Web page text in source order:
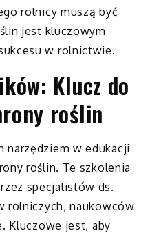
rolnicy muszą być
jest kluczowym
w rolnictwie.
Klucz do
roślin
narzędziem w edukacji
roślin. Te szkolenia
specjalistów ds.
rolniczych, naukowców
Kluczowe jest, aby